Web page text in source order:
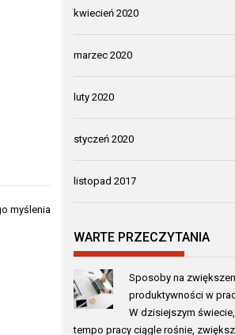
myślenia
kwiecień 2020
marzec 2020
luty 2020
styczeń 2020
listopad 2017
WARTE PRZECZYTANIA
Sposoby na
produktywności w
W dzisiejszym
tempo pracy ciągle rośnie,